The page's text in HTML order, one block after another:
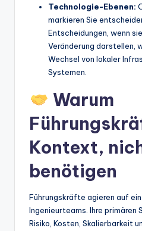
Technologie-Ebenen:
markieren Sie
Entscheidungen, wenn
Veränderung darstellen,
Wechsel von lokaler
Systemen.
Warum
Kontext,
benötigen
Führungskräfte agieren auf
Ingenieurteams. Ihre primären
Risiko, Kosten, Skalierbarkeit